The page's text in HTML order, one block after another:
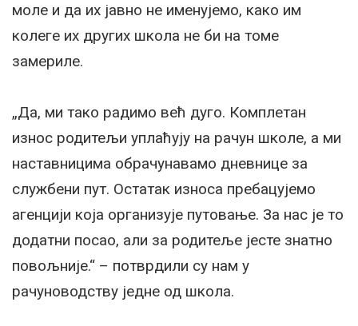
моле и да их јавно не именујемо, како им
колеге их других школа не би на томе
замериле.
„Да, ми тако радимо већ дуго. Комплетан
износ родитељи уплаћују на рачун школе, а ми
наставницима обрачунавамо дневнице за
службени пут. Остатак износа пребацујемо
агенцији која организује путовање. За нас је то
додатни посао, али за родитеље јесте знатно
повољније.“ – потврдили су нам у
рачуноводству једне од школа.